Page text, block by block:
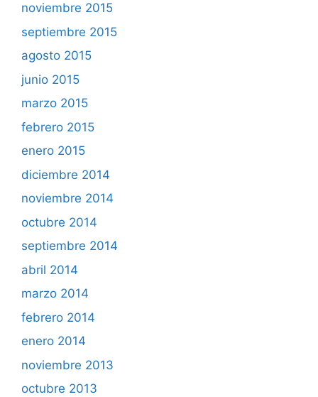
noviembre 2015
septiembre 2015
agosto 2015
junio 2015
marzo 2015
febrero 2015
enero 2015
diciembre 2014
noviembre 2014
octubre 2014
septiembre 2014
abril 2014
marzo 2014
febrero 2014
enero 2014
noviembre 2013
octubre 2013